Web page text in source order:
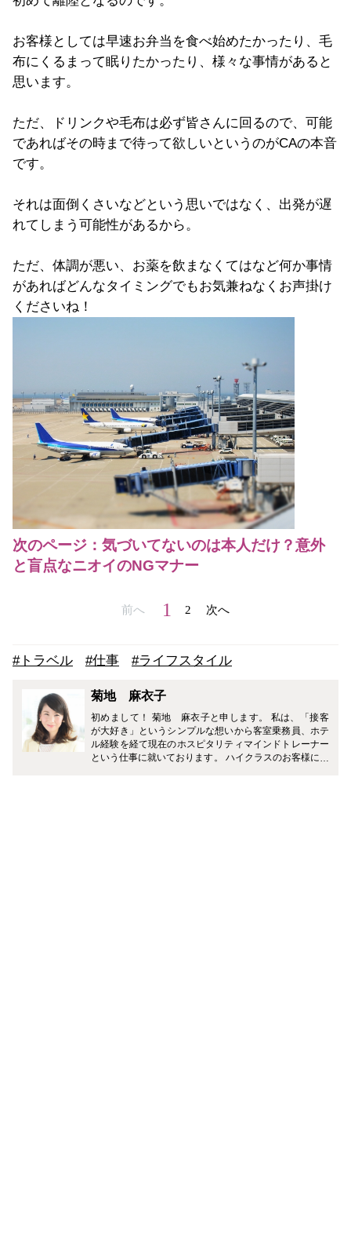
お客様としては早速お弁当を食べ始めたかったり、毛
布にくるまって眠りたかったり、様々な事情があると
思います。
ただ、ドリンクや毛布は必ず皆さんに回るので、可能
であればその時まで待って欲しいというのがCAの本音
です。
それは面倒くさいなどという思いではなく、出発が遅
れてしまう可能性があるから。
ただ、体調が悪い、お薬を飲まなくてはなど何か事情
があればどんなタイミングでもお気兼ねなくお声掛け
くださいね！
次のページ：気づいてないのは本人だけ？意外
と盲点なニオイのNGマナー
前へ 1 2 次へ
#トラベル #仕事 #ライフスタイル
菊地 麻衣子
初めまして！ 菊地 麻衣子と申します。 私は、「接客
が大好き」というシンプルな想いから客室乗務員、ホテ
ル経験を経て現在のホスピタリティマインドトレーナー
という仕事に就いております。 ハイクラスのお客様に沢